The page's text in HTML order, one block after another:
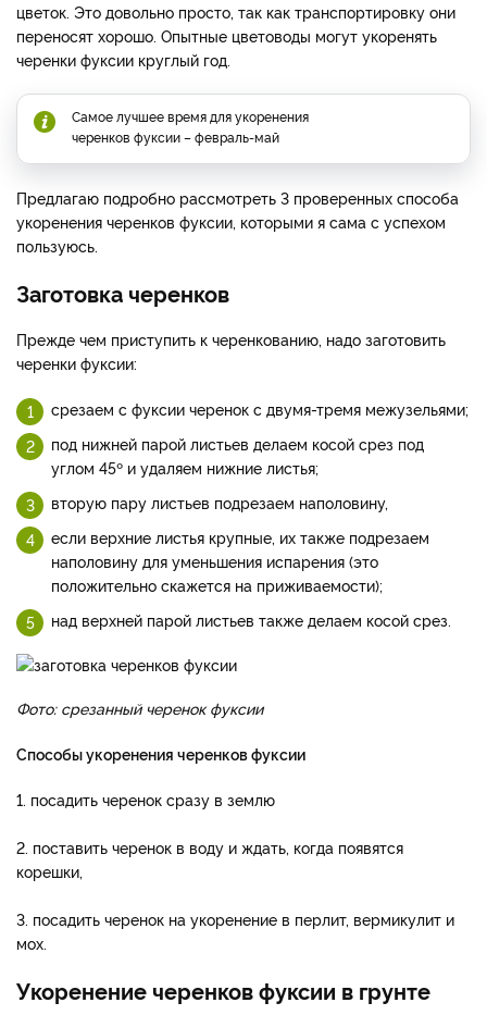
цветок. Это довольно просто, так как транспортировку они
переносят хорошо. Опытные цветоводы могут укоренять
черенки фуксии круглый год.
Самое лучшее время для укоренения
черенков фуксии – февраль-май
Предлагаю подробно рассмотреть 3 проверенных способа
укоренения черенков фуксии, которыми я сама с успехом
пользуюсь.
Заготовка черенков
Прежде чем приступить к черенкованию, надо заготовить
черенки фуксии:
срезаем с фуксии черенок с двумя-тремя межузельями;
под нижней парой листьев делаем косой срез под
углом 45º и удаляем нижние листья;
вторую пару листьев подрезаем наполовину,
если верхние листья крупные, их также подрезаем
наполовину для уменьшения испарения (это
положительно скажется на приживаемости);
над верхней парой листьев также делаем косой срез.
Фото: срезанный черенок фуксии
Способы укоренения черенков фуксии
1. посадить черенок сразу в землю
2. поставить черенок в воду и ждать, когда появятся
корешки,
3. посадить черенок на укоренение в перлит, вермикулит и
мох.
Укоренение черенков фуксии в грунте